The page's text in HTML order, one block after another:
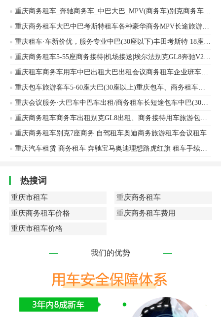
重庆商务租车_奔驰商务车_中巴大巴_MPV(商务车)别克商务车GL8_商务用车_企业用车_会议用车
重庆商务租车大巴中巴考斯特租车各种豪华商务MPV长途旅游事业团体租车
重庆租车·车新价优，服务专业中巴(30座以下)丰田考斯特 18座 10-18座商务租车丰田考斯特、金龙客车等车辆出租
重庆商务租车5-55座商务接待|机场接送|埃尔法别克GL8奔驰V260自驾奔驰
重庆租车商务车用车中巴出租大巴出租会议商务租车企业班车旅游包车
重庆包车旅游客车5-60座大巴(30座以上)重庆包车、商务租车、中巴考斯特、婚庆租车、旅游包车、单位班车安凯客车、海格客车等
重庆会议服务·大巴车中巴车出租/商务租车长短途包车中巴(30座以下)市内包车1日游
重庆商务租车商务车出租别克GL8出租、商务接待用车旅游包车接送机
重庆商务租车别克7座商务 自驾租车奥迪商务旅游租车会议租车
重庆汽车租赁 商务租车 奔驰宝马奥迪理想路虎红旗 租车手续简单诚信租车
热搜词
重庆市租车
重庆商务租车
重庆商务租车价格
重庆商务租车费用
重庆市租车价格
我们的优势